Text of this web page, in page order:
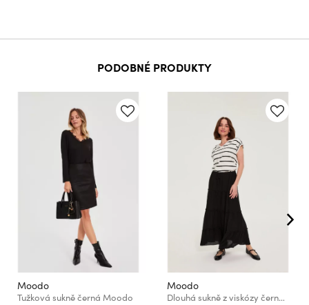
PODOBNÉ PRODUKTY
Moodo
Tužková sukně černá Moodo
Moodo
Dlouhá sukně z viskózy černá Moodo